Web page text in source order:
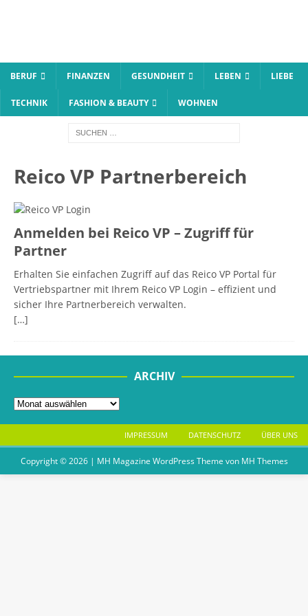
BERUF FINANZEN GESUNDHEIT LEBEN LIEBE
TECHNIK FASHION & BEAUTY WOHNEN
Reico VP Partnerbereich
Anmelden bei Reico VP – Zugriff für
Partner
Erhalten Sie einfachen Zugriff auf das Reico VP Portal für
Vertriebspartner mit Ihrem Reico VP Login – effizient und
sicher Ihre Partnerbereich verwalten.
[…]
ARCHIV
IMPRESSUM DATENSCHUTZ ÜBER UNS
Copyright © 2026 | MH Magazine WordPress Theme von MH Themes